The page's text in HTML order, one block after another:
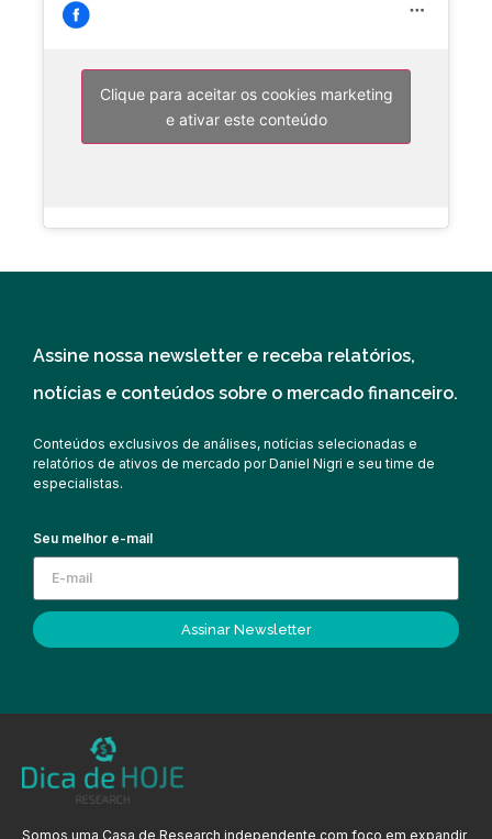
Clique para aceitar os cookies marketing
e ativar este conteúdo
Assine nossa newsletter e receba relatórios,
notícias e conteúdos sobre o mercado financeiro.
Conteúdos exclusivos de análises, notícias selecionadas e
relatórios de ativos de mercado por Daniel Nigri e seu time de
especialistas.
Seu melhor e-mail
Assinar Newsletter
Somos uma Casa de Research independente com foco em expandir